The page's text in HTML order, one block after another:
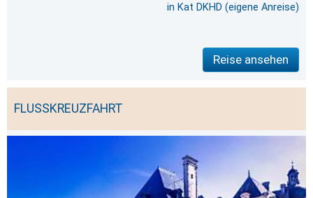
in Kat DKHD (eigene Anreise)
Reise ansehen
FLUSSKREUZFAHRT